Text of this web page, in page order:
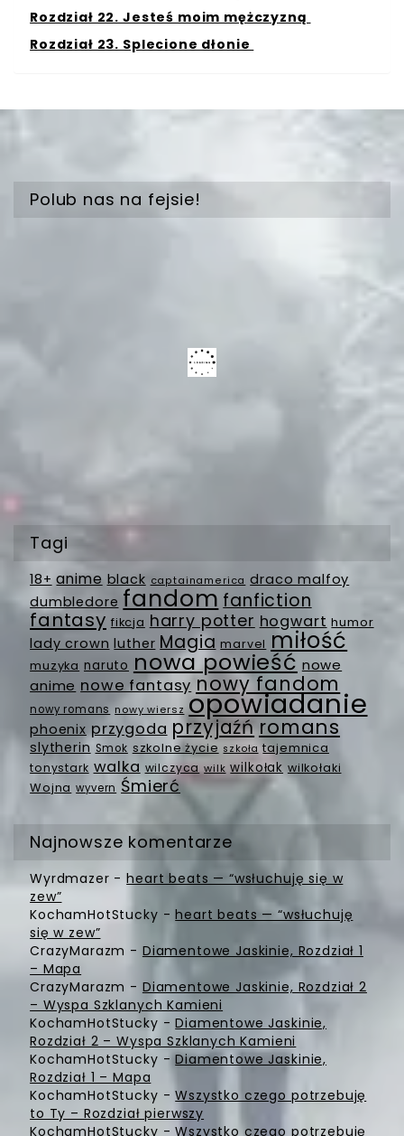
Rozdział 22. Jesteś moim mężczyzną
Rozdział 23. Splecione dłonie
Polub nas na fejsie!
Tagi
18+ anime black captainamerica draco malfoy
dumbledore fandom fanfiction
fantasy fikcja harry potter hogwart humor
lady crown luther Magia marvel miłość
muzyka naruto nowa powieść nowe
anime nowe fantasy nowy fandom
nowy romans nowy wiersz opowiadanie
phoenix przygoda przyjaźń romans
slytherin Smok szkolne życie szkoła tajemnica
tonystark walka wilczyca wilk wilkołak wilkołaki
Wojna wyvern Śmierć
Najnowsze komentarze
Wyrdmazer -heart beats — “wsłuchuję się w
zew”
KochamHotStucky -heart beats — “wsłuchuję
się w zew”
CrazyMarazm - Diamentowe Jaskinie, Rozdział 1
– Mapa
CrazyMarazm - Diamentowe Jaskinie, Rozdział 2
– Wyspa Szklanych Kamieni
KochamHotStucky -Diamentowe Jaskinie,
Rozdział 2 – Wyspa Szklanych Kamieni
KochamHotStucky -Diamentowe Jaskinie,
Rozdział 1 – Mapa
KochamHotStucky -Wszystko czego potrzebuję
to Ty – Rozdział pierwszy
KochamHotStucky -Wszystko czego potrzebuję